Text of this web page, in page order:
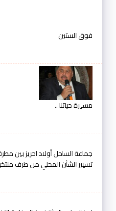
فوق الستين
مسيرة حياتنا ..
جماعة الساحل أولاد احريز بين
تسيير الشأن المحلي من طرف